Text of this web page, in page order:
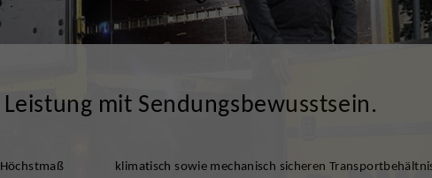
mit Sendungsbewusstsein.
wir auf